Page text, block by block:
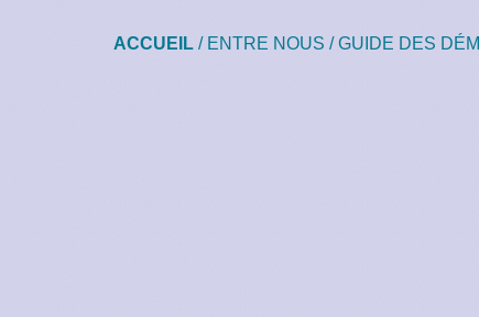
ACCUEIL / ENTRE NOUS /GUIDE DES